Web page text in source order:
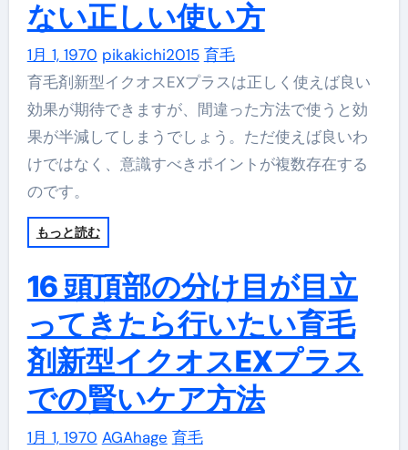
ない正しい使い方
1月 1, 1970 pikakichi2015 育毛
育毛剤新型イクオスEXプラスは正しく使えば良い
効果が期待できますが、間違った方法で使うと効
果が半減してしまうでしょう。ただ使えば良いわ
けではなく、意識すべきポイントが複数存在する
のです。
もっと読む
16 頭頂部の分け目が目立
ってきたら行いたい育毛
剤新型イクオスEXプラス
での賢いケア方法
1月 1, 1970 AGAhage 育毛